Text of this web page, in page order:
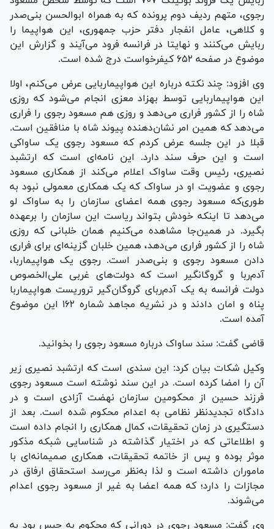
رجوی، متهم ردیف دوم پرونده که به همراه ابوالحسن بنی‌صدر
و کلاهی، عامل انفجار دفتر حزب جمهوری، این هواپیما را
ربایش می‌کنند و نهایتا در فرانسه فرود می‌آیند و گزارش این
موضوع در صفحه ۶۵۲ کیفرخواست درج شده است.
وی افزود: چند نکته درباره این هواپیماربایی عرض می‌کنم، اولا
این هواپیماربایی توسط بهزاد معزی انجام می‌شود که روزی
شاه را از کشور فراری می‌دهد و روزی هم مسعود رجوی را فراری
می‌دهد که همین امر نشان‌دهنده پیوند شاه با منافقین است.
قبلا در این جلسه عرض کردم که مسعود رجوی یک ساواکی
است و این حرف سند دارد. این نامه‌ای است که ارتشبد
نصیری، رئیس وقت ساواک اعلام می‌کند از همکاری مسعود
رجوی و عضویت او در ساواک که یک همکاری معمولی نبود به
طوری‌که مسعود رجوی همه اعضای سازمان را به ساواک لو
می‌دهد تا اینکه خودش بتواند ریاست این سازمان را برعهده
بگیرد. در همین‌جا مشاهده می‌کنیم همان خلبانی که روزی
شاه را از کشور فراری می‌دهد، همین خلبان گزینه‌ای برای فراری
دادن مسعود رجوی و بنی‌صدر است. رجوی یک هواپیماربا،
آدم‌ربا و گروگانگیر است که دولت‌های غربی علی‌الخصوص
دولت فرانسه به یک آدم‌ربای گروگان‌گیر تروریست هواپیماربا
پناه و امان دادند و در نشریه مجاهد شماره ۱۶۲ این موضوع
آمده است.
قاضی گفت: سند ساواک درباره مسعود رجوی را بخوانید.
وکیل شکات بیان کرد: این سندی است که ارتشبد نصیری زیر
آن را امضا کرده است. در این سند نوشته است مسعود رجوی
فرزند حسین از محکومین سازمان نهضت آزادی است و در
دادگاه تجدیدنظر نظامی به اعدام محکوم شده است. بعد از
دستگیری در زمان تحقیقات، کمال همکاری را انجام داده است
و اطلاعاتی که در اختیار گذاشته در شناسایی شبکه مذکور
موثر بوده و پس از خاتمه تحقیقات، همکاری صمیمانه‌ای با
ماموران داشته است و لذا به‌نظر می‌رسد استحقاق ارفاق در
مجازات را دارد؛ که همه اعضا به غیر از مسعود رجوی اعدام
می‌شوند.
وی گفت: مسعود رجوی در دورانی که محکوم به حبس بود به